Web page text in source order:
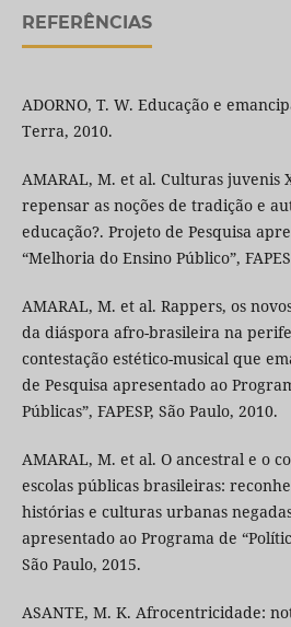
REFERÊNCIAS
ADORNO, T. W. Educação e
Terra, 2010.
AMARAL, M. et al. Culturas juvenis
repensar as noções de tradição e
educação?. Projeto de Pesquisa
“Melhoria do Ensino Público”,
AMARAL, M. et al. Rappers, os
da diáspora afro-brasileira na
contestação estético-musical que
de Pesquisa apresentado ao
Públicas”, FAPESP, São Paulo, 2010.
AMARAL, M. et al. O ancestral e o
escolas públicas brasileiras:
histórias e culturas urbanas
apresentado ao Programa de
São Paulo, 2015.
ASANTE, M. K. Afrocentricidade: